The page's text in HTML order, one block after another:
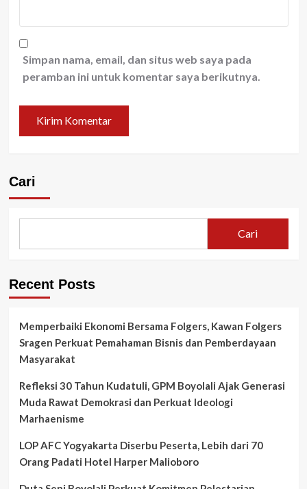
Simpan nama, email, dan situs web saya pada
peramban ini untuk komentar saya berikutnya.
Cari
Cari
Recent Posts
Memperbaiki Ekonomi Bersama Folgers, Kawan Folgers
Sragen Perkuat Pemahaman Bisnis dan Pemberdayaan
Masyarakat
Refleksi 30 Tahun Kudatuli, GPM Boyolali Ajak Generasi
Muda Rawat Demokrasi dan Perkuat Ideologi
Marhaenisme
LOP AFC Yogyakarta Diserbu Peserta, Lebih dari 70
Orang Padati Hotel Harper Malioboro